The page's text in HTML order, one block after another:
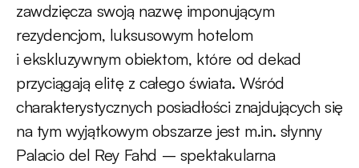
zawdzięcza swoją nazwę imponującym
rezydencjom, luksusowym hotelom
i ekskluzywnym obiektom, które od dekad
przyciągają elitę z całego świata. Wśród
charakterystycznych posiadłości znajdujących się
na tym wyjątkowym obszarze jest m.in. słynny
Palacio del Rey Fahd – spektakularna